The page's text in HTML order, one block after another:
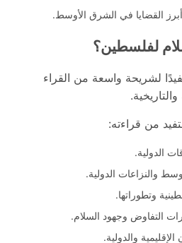
القضايا في الشرق الأوسط.
لفلسطين؟
لشريحة واسعة من القراء
من قراءته:
الدولية.
والنزاعات الدولية.
وتطوراتها.
التفاوض وجهود السلام.
والدولية.